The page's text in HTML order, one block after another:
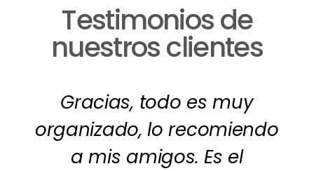
Testimonios de
nuestros clientes
Gracias, todo es muy
organizado, lo recomiendo
a mis amigos. Es el